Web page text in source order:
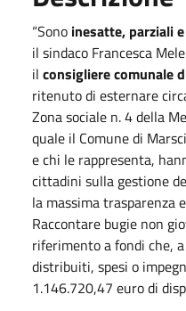
“Sono inesatte, parziali
il sindaco Francesca
il consigliere comunale
ritenuto di esternare
Zona sociale n. 4 della
quale il Comune di
e chi le rappresenta,
cittadini sulla gestione
la massima trasparenza
Raccontare bugie non
riferimento a fondi che,
distribuiti, spesi o
1.146.720,47 euro di